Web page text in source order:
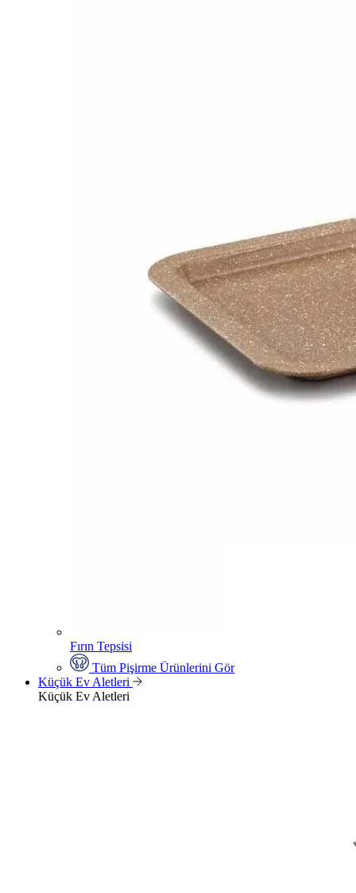
Fırın Tepsisi
Tüm Pişirme Ürünlerini Gör
Küçük Ev Aletleri
Küçük Ev Aletleri